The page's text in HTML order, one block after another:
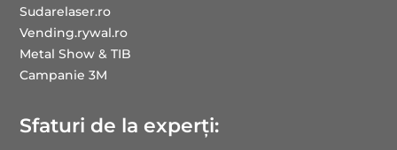
Sudarelaser.ro
Vending.rywal.ro
Metal Show & TIB
Campanie 3M
Sfaturi de la experți: